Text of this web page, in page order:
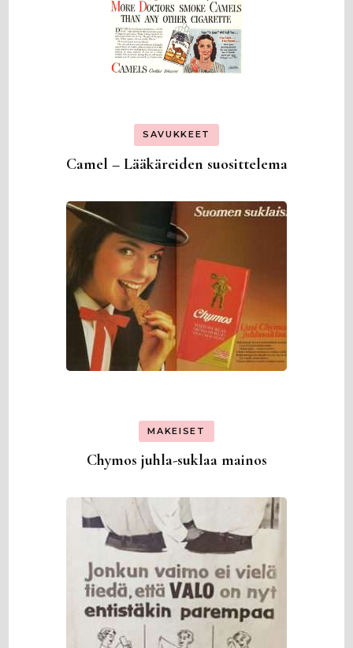
SAVUKKEET
Camel – Lääkäreiden suosittelema
MAKEISET
Chymos juhla-suklaa mainos